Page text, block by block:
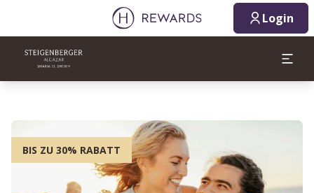
Login
BIS ZU 30% RABATT